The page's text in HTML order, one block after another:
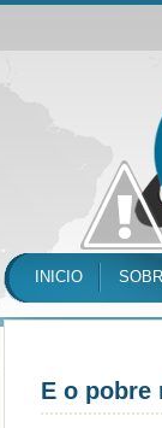
INICIO
E o pobre